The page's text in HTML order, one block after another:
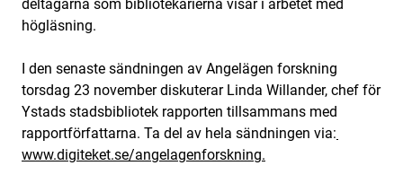
deltagarna som bibliotekarierna visar i arbetet med
högläsning.
I den senaste sändningen av Angelägen forskning
torsdag 23 november diskuterar Linda Willander, chef för
Ystads stadsbibliotek rapporten tillsammans med
rapportförfattarna. Ta del av hela sändningen via:
www.digiteket.se/angelagenforskning.